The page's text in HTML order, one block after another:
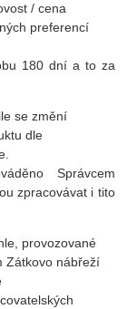
/ cena
preferencí
180 dní a to za
se změní
dle
Správcem
zpracovávat i tito
provozované
Zátkovo nábřeží